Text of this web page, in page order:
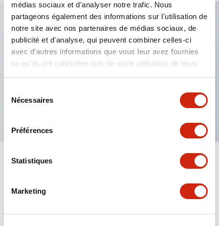
médias sociaux et d'analyser notre trafic. Nous
partageons également des informations sur l'utilisation de
notre site avec nos partenaires de médias sociaux, de
publicité et d'analyse, qui peuvent combiner celles-ci
avec d'autres informations que vous leur avez fournies
ou qu'ils ont collectées lors de votre utilisation de leurs
Nécessaires
Préférences
Statistiques
Marketing
Caractéristiques clés
Fixation par regroupement possible
Le commutateur sélecteur avec clé adopte une
structure à goupille à cylindre haute sécurité
La structure de protection est IP65 (IEC60529)